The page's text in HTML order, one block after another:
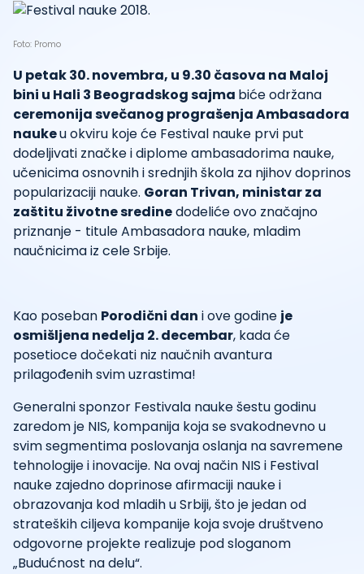
Foto: Promo
U petak 30. novembra, u 9.30 časova na Maloj
bini u Hali 3 Beogradskog sajma biće održana
ceremonija svečanog prograšenja Ambasadora
naukeu okviru koje će Festival nauke prvi put
dodeljivati značke i diplome ambasadorima nauke,
učenicima osnovnih i srednjih škola za njihov doprinos
popularizaciji nauke. Goran Trivan, ministar za
zaštitu životne sredinedodeliće ovo značajno
priznanje - titule Ambasadora nauke, mladim
naučnicima iz cele Srbije.
Kao poseban Porodični dan i ove godine je
osmišljena nedelja 2. decembar, kada će
posetioce dočekati niz naučnih avantura
prilagođenih svim uzrastima!
Generalni sponzor Festivala nauke šestu godinu
zaredom je NIS, kompanija koja se svakodnevno u
svim segmentima poslovanja oslanja na savremene
tehnologije i inovacije. Na ovaj način NIS i Festival
nauke zajedno doprinose afirmaciji nauke i
obrazovanja kod mladih u Srbiji, što je jedan od
strateških ciljeva kompanije koja svoje društveno
odgovorne projekte realizuje pod sloganom
„Budućnost na delu“.